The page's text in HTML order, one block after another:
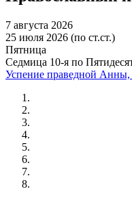
7 августа 2026
25 июля 2026 (по ст.ст.)
Пятница
Седмица 10-я по
Успение праведной